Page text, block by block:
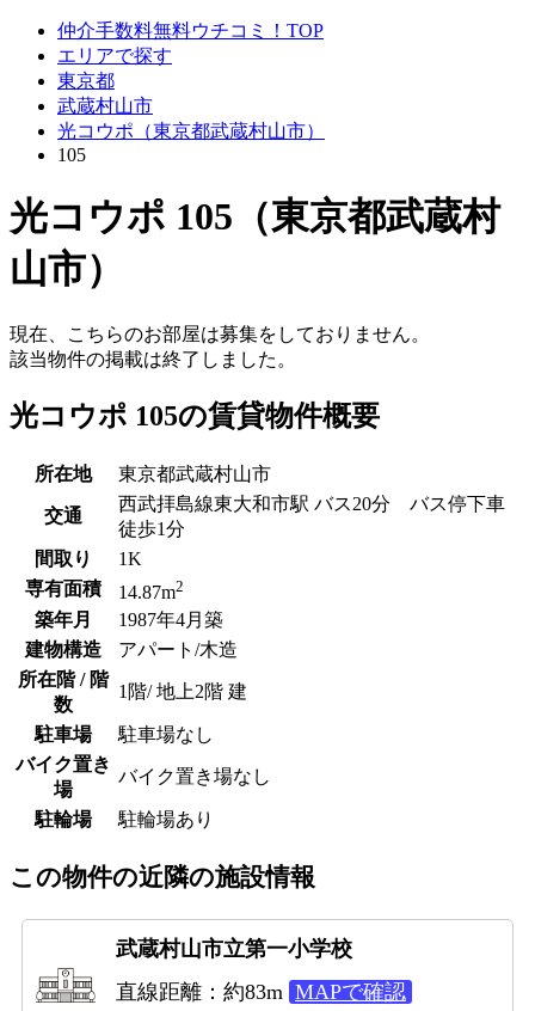
仲介手数料無料ウチコミ！TOP
エリアで探す
東京都
武蔵村山市
光コウポ（東京都武蔵村山市）
105
光コウポ 105（東京都武蔵村
山市）
現在、こちらのお部屋は募集をしておりません。
該当物件の掲載は終了しました。
光コウポ 105の賃貸物件概要
所在地 東京都武蔵村山市
交通
西武拝島線東大和市駅 バス20分 バス停下車
徒歩1分
間取り
1K
専有面積
14.87m2
築年月
1987年4月築
建物構造
アパート/木造
所在階 / 階
数
1階/ 地上2階 建
駐車場
駐車場なし
バイク置き
場
バイク置き場なし
駐輪場 駐輪場あり
この物件の近隣の施設情報
武蔵村山市立第一小学校
直線距離：約83m MAPで確認